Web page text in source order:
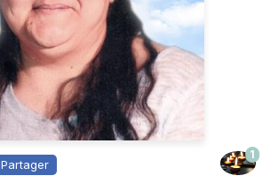
Partager
1